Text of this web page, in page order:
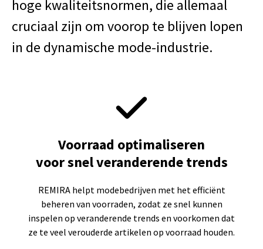
hoge kwaliteitsnormen, die allemaal
cruciaal zijn om voorop te blijven lopen
in de dynamische mode-industrie.
Voorraad optimaliseren
voor snel veranderende trends
REMIRA helpt modebedrijven met het efficiënt
beheren van voorraden, zodat ze snel kunnen
inspelen op veranderende trends en voorkomen dat
ze te veel verouderde artikelen op voorraad houden.